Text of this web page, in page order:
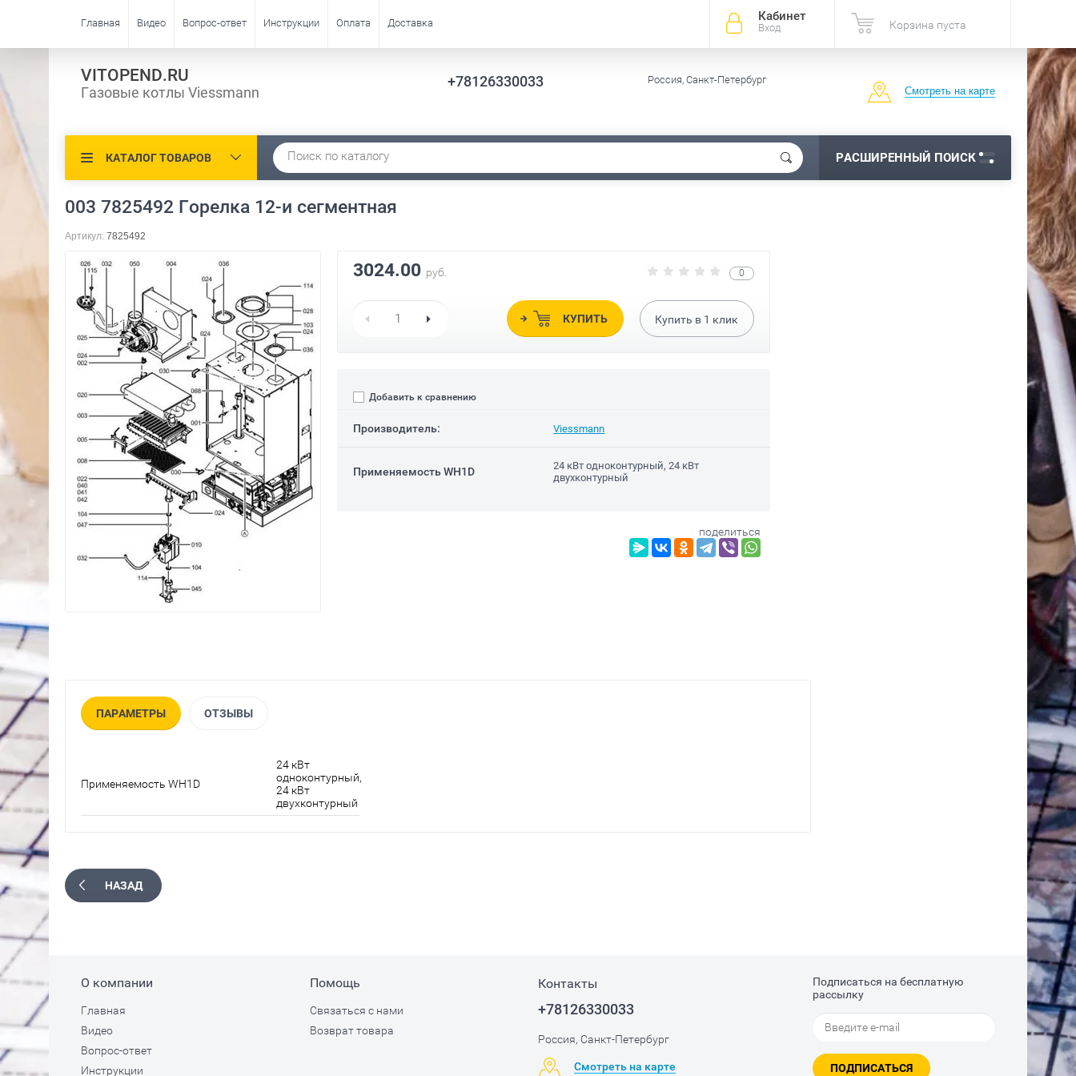
Кабинет
Вход Корзина пуста
Главная Видео Вопрос-ответ Инструкции Оплата Доставка
VITOPEND.RU
Газовые котлы Viessmann
+78126330033
Россия, Санкт-Петербург
Смотреть на карте
КАТАЛОГ ТОВАРОВ РАСШИРЕННЫЙ ПОИСК
003 7825492 Горелка 12-и сегментная
Артикул: 7825492
0
3024.00 руб.
КУПИТЬ Купить в 1 клик
Добавить к сравнению
Производитель: Viessmann
Применяемость WH1D
24 кВт одноконтурный, 24 кВт
двухконтурный
поделиться
ПАРАМЕТРЫ ОТЗЫВЫ
Применяемость WH1D
24 кВт
одноконтурный,
24 кВт
двухконтурный
НАЗАД
О компании
Главная
Видео
Вопрос-ответ
Инструкции
Помощь
Связаться с нами
Возврат товара
Контакты
+78126330033
Россия, Санкт-Петербург
Смотреть на карте
Подписаться на бесплатную
рассылку
ПОДПИСАТЬСЯ